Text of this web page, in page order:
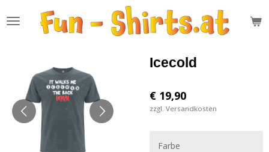
Hauptinhalt
Icecold
€ 19,90
zzgl. Versandkosten
Farbe